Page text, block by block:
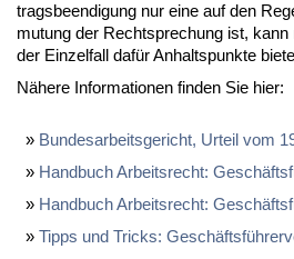
trags­be­en­di­gung nur ei­ne auf den
mu­tung der Recht­spre­chung ist,
der Ein­zel­fall da­für An­halts­punk­te
Nä­he­re In­for­ma­tio­nen fin­den Sie hier:
Bun­des­ar­beits­ge­richt, Ur­teil vom
Hand­buch Ar­beits­recht:
Hand­buch Ar­beits­recht:
Tipps und Tricks: